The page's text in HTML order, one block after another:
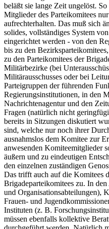
beläßt sie lange Zeit ungelöst.
Mitglieder des Parteikomitees
aufrechterhalten. Das muß sich
solides, vollständiges System
eingerichtet werden - von den
bis zu den
zu den Parteikomitees der
Militärbezirke (bei
Militärausschusses oder bei
Parteigruppen der führenden
Regierungsinstitutionen, in den
Nachrichtenagentur und den
Fragen (natürlich nicht
bereits in Sitzungen diskutiert
sind, welche nur noch ihrer
ausnahmslos dem Komitee zur
anwesenden Komiteemitglieder
äußern und zu eindeutigen
den einzelnen zuständigen
Das trifft auch auf die Komitees
Brigadeparteikomitees zu. In
und Organisationsabteilungen),
Frauen- und
Instituten (z. B.
müssen ebenfalls kollektive